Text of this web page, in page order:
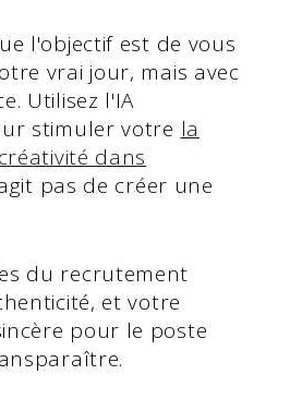
l'objectif est de vous
vrai jour, mais avec
Utilisez l'IA
stimuler votre la
dans
pas de créer une
du recrutement
et votre
pour le poste